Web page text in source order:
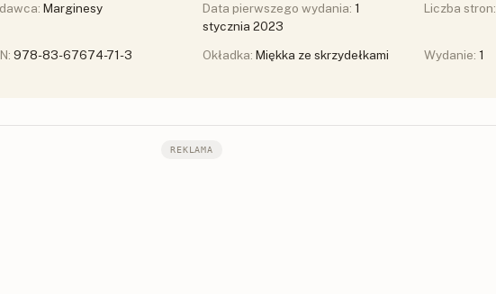
Marginesy Data pierwszego wydania: 1
stycznia 2023
Liczba stron:
978-83-67674-71-3 Okładka: Miękka ze skrzydełkami Wydanie: 1
REKLAMA